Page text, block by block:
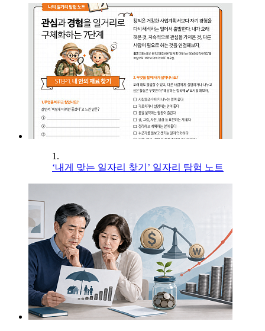
1.
‘내게 맞는 일자리 찾기’ 일자리 탐험 노트